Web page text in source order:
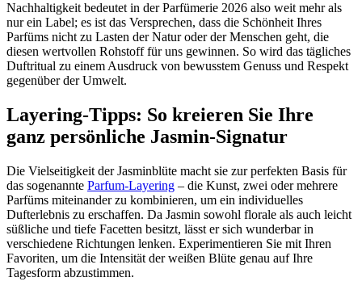
Nachhaltigkeit bedeutet in der Parfümerie 2026 also weit mehr als
nur ein Label; es ist das Versprechen, dass die Schönheit Ihres
Parfüms nicht zu Lasten der Natur oder der Menschen geht, die
diesen wertvollen Rohstoff für uns gewinnen. So wird das tägliches
Duftritual zu einem Ausdruck von bewusstem Genuss und Respekt
gegenüber der Umwelt.
Layering-Tipps: So kreieren Sie Ihre
ganz persönliche Jasmin-Signatur
Die Vielseitigkeit der Jasminblüte macht sie zur perfekten Basis für
das sogenannte Parfum-Layering – die Kunst, zwei oder mehrere
Parfüms miteinander zu kombinieren, um ein individuelles
Dufterlebnis zu erschaffen. Da Jasmin sowohl florale als auch leicht
süßliche und tiefe Facetten besitzt, lässt er sich wunderbar in
verschiedene Richtungen lenken. Experimentieren Sie mit Ihren
Favoriten, um die Intensität der weißen Blüte genau auf Ihre
Tagesform abzustimmen.